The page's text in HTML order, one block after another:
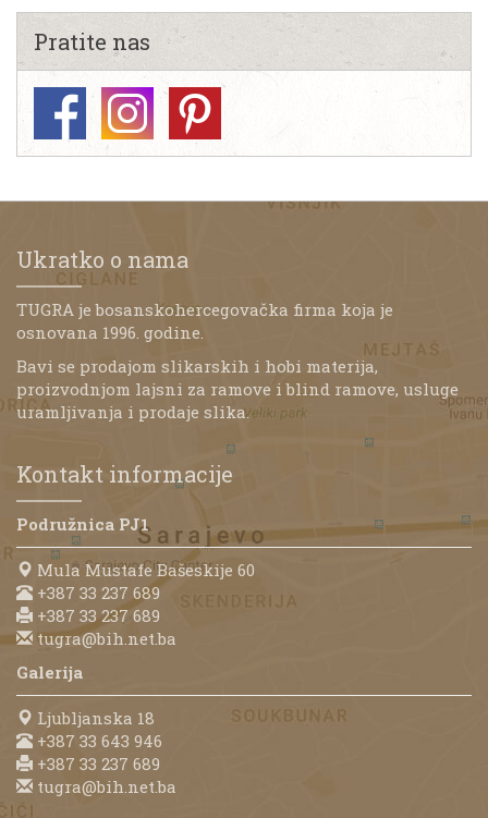
Pratite nas
Ukratko o nama
TUGRA je bosanskohercegovačka firma koja je
osnovana 1996. godine.
Bavi se prodajom slikarskih i hobi materija,
proizvodnjom lajsni za ramove i blind ramove, usluge
uramljivanja i prodaje slika.
Kontakt informacije
Podružnica PJ1
Mula Mustafe Bašeskije 60
+387 33 237 689
+387 33 237 689
tugra@bih.net.ba
Galerija
Ljubljanska 18
+387 33 643 946
+387 33 237 689
tugra@bih.net.ba